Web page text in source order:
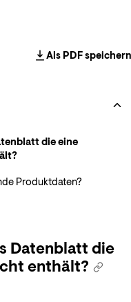
Als PDF speichern
die eine
Produktdaten?
Datenblatt die
enthält?